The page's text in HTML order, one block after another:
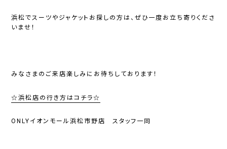
浜松でスーツやジャケットお探しの方は、ぜひ一度お立ち寄りくださ
いませ！
みなさまのご来店楽しみにお待ちしております！
☆浜松店の行き方はコチラ☆
ONLYイオンモール浜松市野店 スタッフ一同